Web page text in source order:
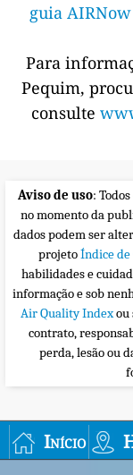
guia
Para
Pequim,
consulte
Aviso de uso:
no momento da
dados podem ser
projetoÍndice
habilidades e
informação e sob
Air Quality Indexou
contrato,
perda, lesão ou
Início